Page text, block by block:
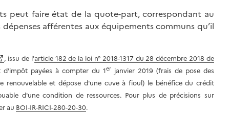
peut faire état de la quote-part, correspondant au
afférentes aux équipements communs qu’il
, issu de l'article 182 de la loi n° 2018-1317 du 28 décembre 2018 de
d'impôt payées à compter du 1er janvier 2019 (frais de pose des
renouvelable et dépose d'une cuve à fioul) le bénéfice du crédit
d'une condition de ressources. Pour plus de précisions sur
au BOI-IR-RICI-280-20-30.